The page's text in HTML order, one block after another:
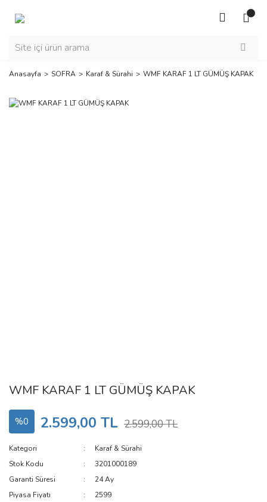
Anasayfa SOFRA Karaf & Sürahi WMF KARAF 1 LT GÜMÜŞ KAPAK
WMF KARAF 1 LT GÜMÜŞ KAPAK
%0 2.599,00 TL 2.599,00 TL
Kategori
Karaf & Sürahi
Stok Kodu
3201000189
Garanti Süresi
24 Ay
Piyasa Fiyatı
2599